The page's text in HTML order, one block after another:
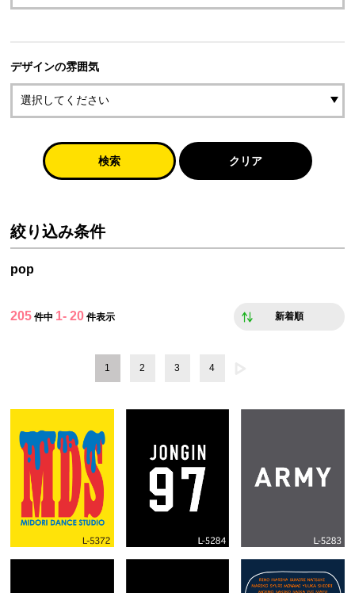
デザインの雰囲気
検索 クリア
絞り込み条件
pop
205 件中 1- 20 件表示 新着順
1 2 3 4